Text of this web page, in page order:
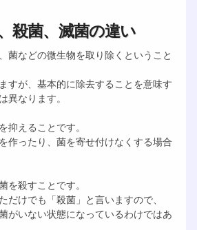
殺菌、滅菌の違い
菌などの微生物を取り除くということ
すが、基本的に除去することを意味す
異なります。
抑えることです。
作ったり、菌を寄せ付けなくする場合
を殺すことです。
だけでも「殺菌」と言いますので、
がいない状態になっているわけではあ